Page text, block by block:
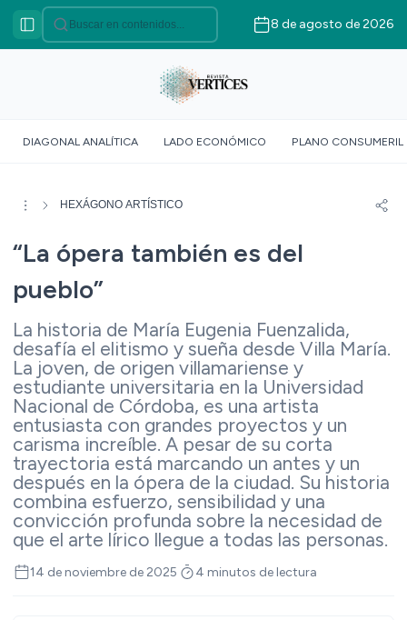
VÉRTICES ASOCIATIVO
VÉRTICES SOBERANÍA
VÉRTICES SUR GLOBAL
DOSSIER GEOMÉTRICO
8 de agosto de 2026
DIAGONAL ANALÍTICA LADO ECONÓMICO PLANO CONSUMERIL
HEXÁGONO ARTÍSTICO
“La ópera también es del
pueblo”
La historia de María Eugenia Fuenzalida,
desafía el elitismo y sueña desde Villa María.
La joven, de origen villamariense y
estudiante universitaria en la Universidad
Nacional de Córdoba, es una artista
entusiasta con grandes proyectos y un
carisma increíble. A pesar de su corta
trayectoria está marcando un antes y un
después en la ópera de la ciudad. Su historia
combina esfuerzo, sensibilidad y una
convicción profunda sobre la necesidad de
que el arte lírico llegue a todas las personas.
14 de noviembre de 2025 4 minutos de lectura